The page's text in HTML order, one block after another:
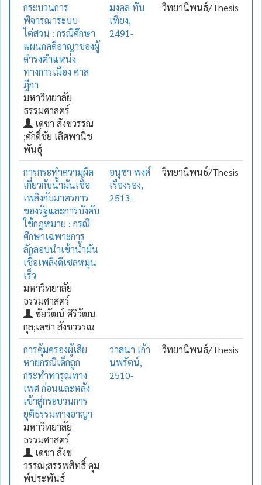
กระบวนการ
พิจารณาระบบ
ไต่สวน : กรณีศึกษา
แผนกคดีอาญาของผู้
ดำรงตำแหน่ง
ทางการเมือง ศาล
ฎีกา
มหาวิทยาลัย
ธรรมศาสตร์
เดชา สังขวรรณ
;ศักดิ์ชัย เลิศพานิช
พันธุ์
มงคล ทับ
เที่ยง,
2491-
วิทยานิพนธ์/Thesis
การกระทำความผิด
เกี่ยวกับน้ำมันเชื้อ
เพลิงกับมาตรการ
ของรัฐและการบังคับ
ใช้กฎหมาย : กรณี
ศึกษาเฉพาะการ
ลักลอบนำเข้าน้ำมัน
เชื้อเพลิงดีเซลหมุน
เร็ว
มหาวิทยาลัย
ธรรมศาสตร์
ชัยวัฒน์ ศิริวัฒน
กุล;เดชา สังขวรรณ
อนุชา พงศ์
เรืองรอง,
2513-
วิทยานิพนธ์/Thesis
การคุ้มครองผู้เสีย
หายกรณีเด็กถูก
กระทำทารุณทาง
เพศ ก่อนและหลัง
เข้าสู่กระบวนการ
ยุติธรรมทางอาญา
มหาวิทยาลัย
ธรรมศาสตร์
เดชา สังข
วรรณ;สรรพสิทธิ์ คุม
พ์ประพันธ์
วาสนา เก้า
นพรัตน์,
2510-
วิทยานิพนธ์/Thesis